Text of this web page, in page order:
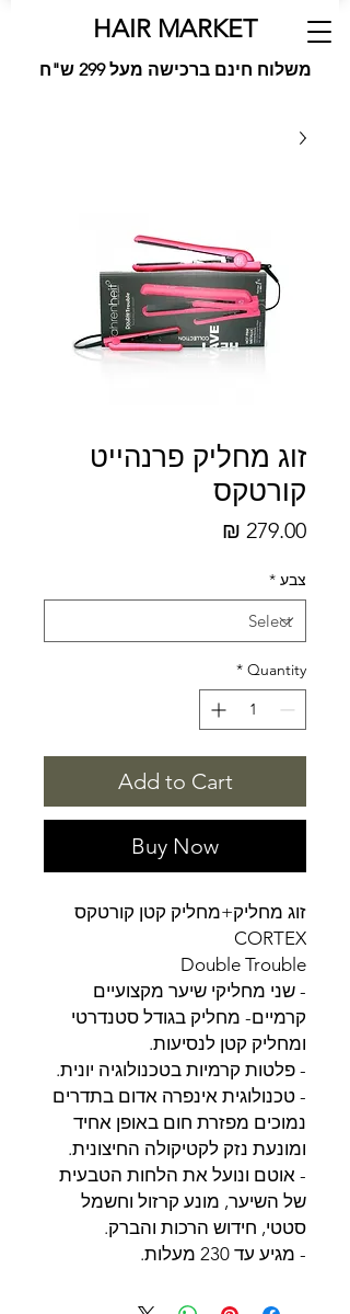
HAIR MARKET
משלוח חינם ברכישה מעל 299 ש"ח
זוג מחליק פרנהייט
קורטקס
279.00 ₪
צבע *
Quantity
*
Add to Cart
Buy Now
זוג מחליק+מחליק קטן קורטקס
CORTEX
Double Trouble
- שני מחליקי שיער מקצועיים
קרמיים- מחליק בגודל סטנדרטי
ומחליק קטן לנסיעות.
- פלטות קרמיות בטכנולוגיה יונית.
- טכנולוגית אינפרה אדום בתדרים
נמוכים מפזרת חום באופן אחיד
ומונעת נזק לקטיקולה החיצונית.
- אוטם ונועל את הלחות הטבעית
של השיער, מונע קרזול וחשמל
סטטי, חידוש הרכות והברק.
- מגיע עד 230 מעלות.